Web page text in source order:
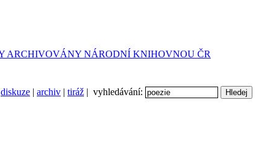
diskuze | archiv | tiráž | vyhledávání: